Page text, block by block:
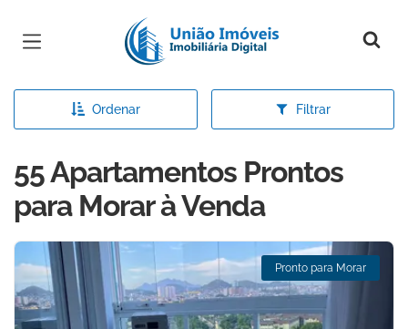
Página inicial
Ordenar Filtrar
55 Apartamentos Prontos
para Morar à Venda
Pronto para Morar